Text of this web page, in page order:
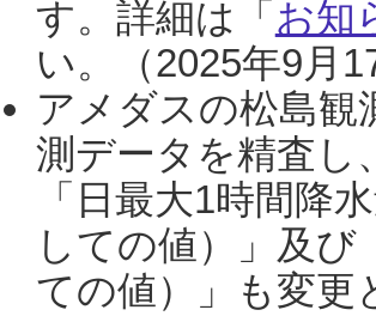
す。詳細は「 お知
い。（2025年9月
アメダスの松島観
測データを精査し
「日最大1時間降
しての値）」及
ての値）」も変更